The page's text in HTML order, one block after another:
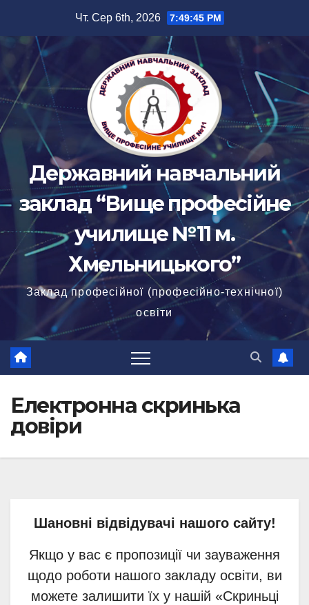
Чт. Сер 6th, 2026 7:49:46 PM
Державний навчальний
заклад “Вище професійне
училище №11 м.
Хмельницького”
Заклад професійної (професійно-технічної)
освіти
Електронна скринька
довіри
Шановні відвідувачі нашого сайту!
Якщо у вас є пропозиції чи зауваження
щодо роботи нашого закладу освіти, ви
можете залишити їх у нашій «Скриньці